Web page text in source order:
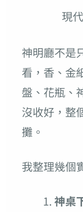
現
神明廳不是
看，香、金
盤、花瓶
沒收好，整
攤。
我整理幾個
神桌